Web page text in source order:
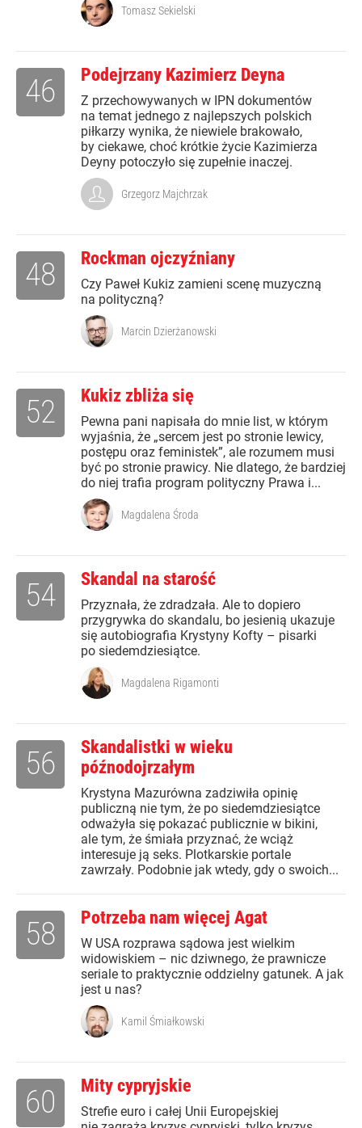
Tomasz Sekielski
Podejrzany Kazimierz Deyna
Z przechowywanych w IPN dokumentów
na temat jednego z najlepszych polskich
piłkarzy wynika, że niewiele brakowało,
by ciekawe, choć krótkie życie Kazimierza
Deyny potoczyło się zupełnie inaczej.
46
Grzegorz Majchrzak
Rockman ojczyźniany
Czy Paweł Kukiz zamieni scenę muzyczną
na polityczną?
48
Marcin Dzierżanowski
Kukiz zbliża się
Pewna pani napisała do mnie list, w którym
wyjaśnia, że „sercem jest po stronie lewicy,
postępu oraz feministek”, ale rozumem musi
być po stronie prawicy. Nie dlatego, że bardziej
do niej trafia program polityczny Prawa i...
52
Magdalena Środa
Skandal na starość
Przyznała, że zdradzała. Ale to dopiero
przygrywka do skandalu, bo jesienią ukazuje
się autobiografia Krystyny Kofty – pisarki
po siedemdziesiątce.
54
Magdalena Rigamonti
Skandalistki w wieku
późnodojrzałym
Krystyna Mazurówna zadziwiła opinię
publiczną nie tym, że po siedemdziesiątce
odważyła się pokazać publicznie w bikini,
ale tym, że śmiała przyznać, że wciąż
interesuje ją seks. Plotkarskie portale
zawrzały. Podobnie jak wtedy, gdy o swoich...
56
Potrzeba nam więcej Agat
W USA rozprawa sądowa jest wielkim
widowiskiem – nic dziwnego, że prawnicze
seriale to praktycznie oddzielny gatunek. A jak
jest u nas?
58
Kamil Śmiałkowski
Mity cypryjskie
Strefie euro i całej Unii Europejskiej
60